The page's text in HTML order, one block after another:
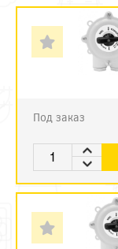
Под заказ